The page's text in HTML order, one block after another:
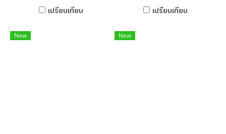
เปรียบเทียบ
เปรียบเทียบ
New New